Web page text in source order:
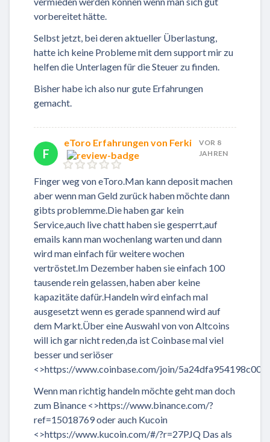
vorbereitet hätte.
Selbst jetzt, bei deren aktueller Überlastung,
hatte ich keine Probleme mit dem support mir zu
helfen die Unterlagen für die Steuer zu finden.
Bisher habe ich also nur gute Erfahrungen
gemacht.
F
eToro Erfahrungen von Ferki
VOR 8
JAHREN
Finger weg von eToro.Man kann deposit machen
aber wenn man Geld zurück haben möchte dann
gibts problemme.Die haben gar kein
Service,auch live chatt haben sie gesperrt,auf
emails kann man wochenlang warten und dann
wird man einfach für weitere wochen
vertröstet.Im Dezember haben sie einfach 100
tausende rein gelassen, haben aber keine
kapazitäte dafür.Handeln wird einfach mal
ausgesetzt wenn es gerade spannend wird auf
dem Markt.Über eine Auswahl von von Altcoins
will ich gar nicht reden,da ist Coinbase mal viel
besser und seriöser
<>https://www.coinbase.com/join/
Wenn man richtig handeln möchte geht man doch
zum Binance <>https://www.binance.com/?
ref=15018769 oder auch Kucoin
<>https://www.kucoin.com/#/?r=27PJQ Das als